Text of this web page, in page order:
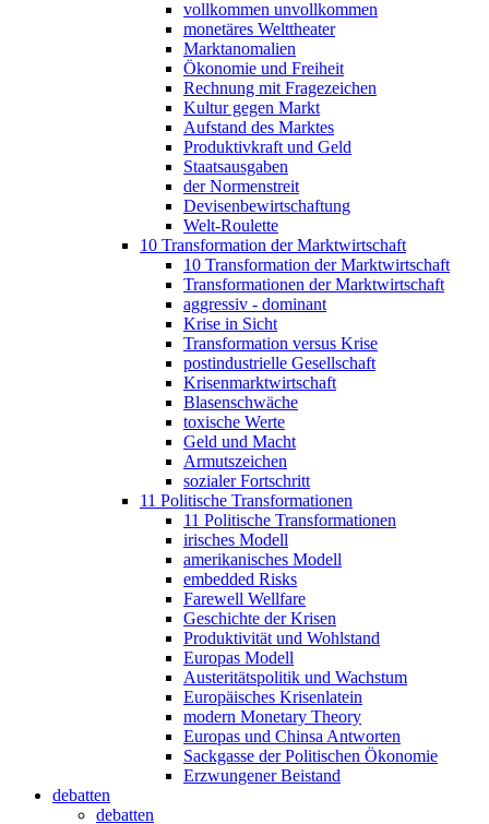
vollkommen unvollkommen
monetäres Welttheater
Marktanomalien
Ökonomie und Freiheit
Rechnung mit Fragezeichen
Kultur gegen Markt
Aufstand des Marktes
Produktivkraft und Geld
Staatsausgaben
der Normenstreit
Devisenbewirtschaftung
Welt-Roulette
10 Transformation der Marktwirtschaft
10 Transformation der Marktwirtschaft
Transformationen der Marktwirtschaft
aggressiv - dominant
Krise in Sicht
Transformation versus Krise
postindustrielle Gesellschaft
Krisenmarktwirtschaft
Blasenschwäche
toxische Werte
Geld und Macht
Armutszeichen
sozialer Fortschritt
11 Politische Transformationen
11 Politische Transformationen
irisches Modell
amerikanisches Modell
embedded Risks
Farewell Wellfare
Geschichte der Krisen
Produktivität und Wohlstand
Europas Modell
Austeritätspolitik und Wachstum
Europäisches Krisenlatein
modern Monetary Theory
Europas und Chinsa Antworten
Sackgasse der Politischen Ökonomie
Erzwungener Beistand
debatten
debatten